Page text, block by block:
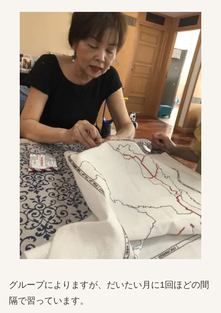
グループによりますが、だいたい月に1回ほどの間
隔で習っています。